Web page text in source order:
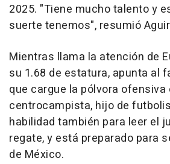
2025. "Tiene mucho talento y
suerte tenemos", resumió
Mientras llama la atención de
su 1.68 de estatura, apunta al
que cargue la pólvora ofensiva
centrocampista, hijo de
habilidad también para leer el
regate, y está preparado para
de México.